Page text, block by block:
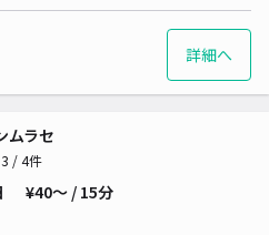
詳細へ
ムラセ
3 / 4件
¥40〜 / 15分